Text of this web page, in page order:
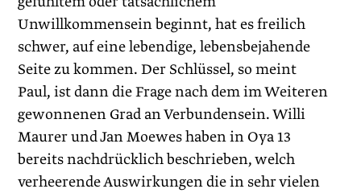
Unwillkommensein beginnt, hat es freilich
schwer, auf eine lebendige, lebensbejahende
Seite zu kommen. Der Schlüssel, so meint
Paul, ist dann die Frage nach dem im Weiteren
gewonnenen Grad an Verbundensein. Willi
Maurer und Jan Moewes haben in Oya 13
bereits nachdrücklich beschrieben, welch
verheerende Auswirkungen die in sehr vielen